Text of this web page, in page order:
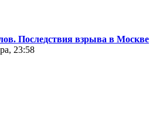
Последствия взрыва в Москве
23:58